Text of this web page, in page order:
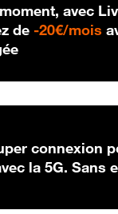
avec
de -20€/mois
connexion
la 5G. Sans